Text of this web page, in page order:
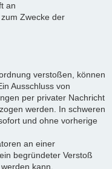
an
Zwecke der
verstoßen, können
Ausschluss von
per privater Nachricht
werden. In schweren
und ohne vorherige
an einer
begründeter Verstoß
kann.